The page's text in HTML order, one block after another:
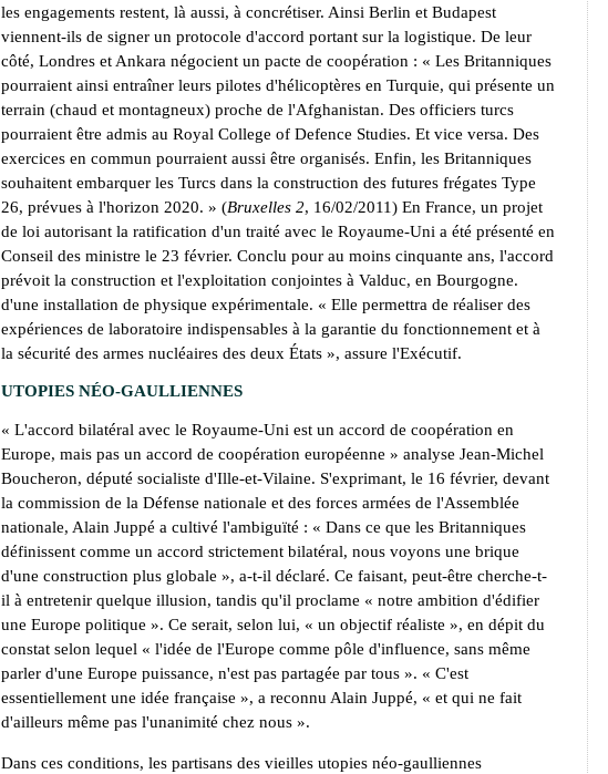
les engagements restent, là aussi, à concrétiser. Ainsi Berlin et Budapest
viennent-ils de signer un protocole d'accord portant sur la logistique. De leur
côté, Londres et Ankara négocient un pacte de coopération : « Les Britanniques
pourraient ainsi entraîner leurs pilotes d'hélicoptères en Turquie, qui présente un
terrain (chaud et montagneux) proche de l'Afghanistan. Des officiers turcs
pourraient être admis au Royal College of Defence Studies. Et vice versa. Des
exercices en commun pourraient aussi être organisés. Enfin, les Britanniques
souhaitent embarquer les Turcs dans la construction des futures frégates Type
26, prévues à l'horizon 2020. » (Bruxelles 2, 16/02/2011) En France, un projet
de loi autorisant la ratification d'un traité avec le Royaume-Uni a été présenté en
Conseil des ministre le 23 février. Conclu pour au moins cinquante ans, l'accord
prévoit la construction et l'exploitation conjointes à Valduc, en Bourgogne.
d'une installation de physique expérimentale. « Elle permettra de réaliser des
expériences de laboratoire indispensables à la garantie du fonctionnement et à
la sécurité des armes nucléaires des deux États », assure l'Exécutif.
UTOPIES NÉO-GAULLIENNES
« L'accord bilatéral avec le Royaume-Uni est un accord de coopération en
Europe, mais pas un accord de coopération européenne » analyse Jean-Michel
Boucheron, député socialiste d'Ille-et-Vilaine. S'exprimant, le 16 février, devant
la commission de la Défense nationale et des forces armées de l'Assemblée
nationale, Alain Juppé a cultivé l'ambiguïté : « Dans ce que les Britanniques
définissent comme un accord strictement bilatéral, nous voyons une brique
d'une construction plus globale », a-t-il déclaré. Ce faisant, peut-être cherche-t-
il à entretenir quelque illusion, tandis qu'il proclame « notre ambition d'édifier
une Europe politique ». Ce serait, selon lui, « un objectif réaliste », en dépit du
constat selon lequel « l'idée de l'Europe comme pôle d'influence, sans même
parler d'une Europe puissance, n'est pas partagée par tous ». « C'est
essentiellement une idée française », a reconnu Alain Juppé, « et qui ne fait
d'ailleurs même pas l'unanimité chez nous ».
Dans ces conditions, les partisans des vieilles utopies néo-gaulliennes